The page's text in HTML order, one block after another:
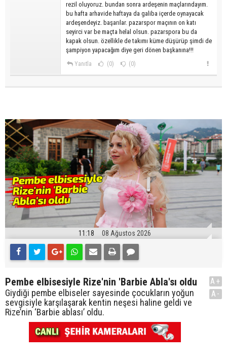
rezil oluyoruz. bundan sonra ardeşenin maçlarındayım.
bu hafta arhavide haftaya da galiba içerde oynayacak
ardeşendeyiz. başarılar. pazarspor maçının on katı
seyirci var be maçta helal olsun. pazarspora bu da
kapak olsun. özellikle de takımı küme düşürüp şimdi de
şampiyon yapacağım diye geri dönen başkanına!!!
Yanıtla (0) (0)
11:18 08 Ağustos 2026
Pembe elbisesiyle Rize'nin 'Barbie Abla'sı oldu
Giydiği pembe elbiseler sayesinde çocukların yoğun
sevgisiyle karşılaşarak kentin neşesi haline geldi ve
Rize’nin ‘Barbie ablası’ oldu.
A+
A-